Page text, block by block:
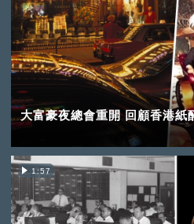
大富豪夜總會重開 回顧香港紙
1:57